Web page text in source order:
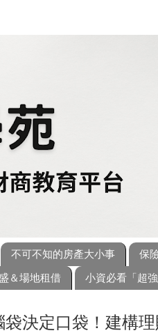
不可不知的房產大小事
保
＆場地租借 小資必看「超強
袋！建構理財腦，